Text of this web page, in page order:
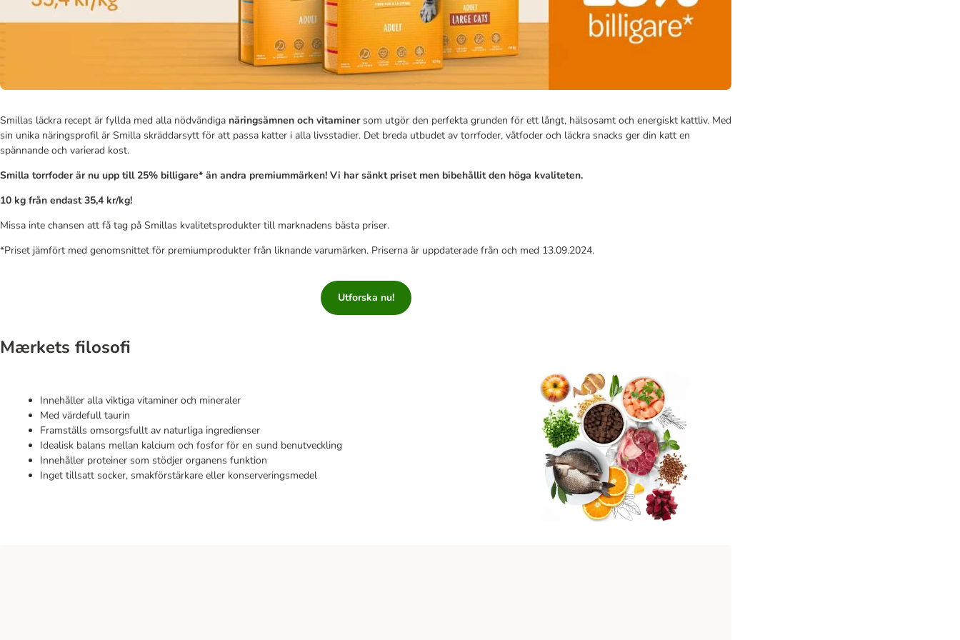
Smillas läckra recept är fyllda med alla nödvändiga näringsämnen och vitaminersom utgör den perfekta grunden för ett långt, hälsosamt och energiskt kattliv. Med
sin unika näringsprofil är Smilla skräddarsytt för att passa katter i alla livsstadier. Det breda utbudet av torrfoder, våtfoder och läckra snacks ger din katt en
spännande och varierad kost.
Smilla torrfoder är nu upp till 25% billigare* än andra premiummärken! Vi har sänkt priset men bibehållit den höga kvaliteten.
10 kg från endast 35,4 kr/kg!
Missa inte chansen att få tag på Smillas kvalitetsprodukter till marknadens bästa priser.
*Priset jämfört med genomsnittet för premiumprodukter från liknande varumärken. Priserna är uppdaterade från och med 13.09.2024.
Utforska nu!
Mærkets filosofi
Innehåller alla viktiga vitaminer och mineraler
Med värdefull taurin
Framställs omsorgsfullt av naturliga ingredienser
Idealisk balans mellan kalcium och fosfor för en sund benutveckling
Innehåller proteiner som stödjer organens funktion
Inget tillsatt socker, smakförstärkare eller konserveringsmedel